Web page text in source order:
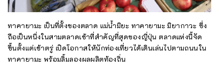
ทาคายามะ เป็นที่ตั้งของตลาด แม่น้ำมิยะ ทาคายามะ มิยากาวะ ซึ่ง
ถือเป็นหนึ่งในสามตลาดเช้าที่สำคัญที่สุดของญี่ปุ่น ตลาดแห่งนี้จัด
ขึ้นตั้งแต่เช้าตรู่ เปิดโอกาสให้นักท่องเที่ยวได้เดินเล่นไปตามถนนใน
ทาคายามะ พร้อมลิ้มลองผลผลิตท้องถิ่น